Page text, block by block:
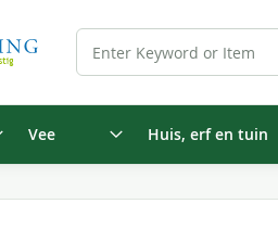
Vee Huis, erf en tuin